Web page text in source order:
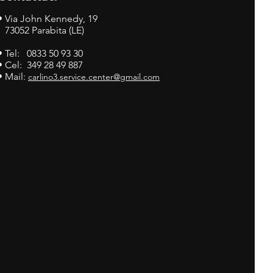
Via John Kennedy, 19
73052 Parabita (LE)
Tel: 0833 50 93 30
Cel: 349 28 49 887
Mail: carlino3.service.center@gmail.com